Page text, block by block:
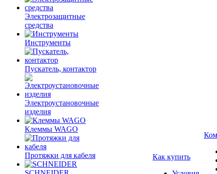
Электрозащитные
средства
Инструменты
Пускатель, контактор
Электроустановочные
изделия
Клеммы WAGO
Протяжки для кабеля
Как купить